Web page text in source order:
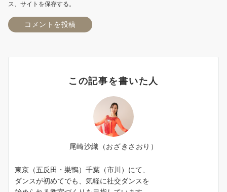
ス、サイトを保存する。
この記事を書いた人
尾崎沙織（おざきさおり）
東京（五反田・巣鴨）千葉（市川）にて、
ダンスが初めてでも、気軽に社交ダンスを